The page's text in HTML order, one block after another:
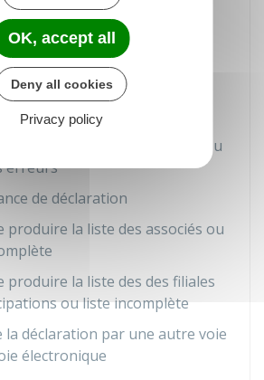
également être sanctionnée
:
complémentaire à la
de résultat non envoyé ou
tardivement
complémentaire incomplet ou
erreurs
de déclaration
produire la liste des associés ou
produire la liste des des filiales
ou liste incomplète
la déclaration par une autre voie
électronique
OK, accept all
Deny all cookies
Privacy policy